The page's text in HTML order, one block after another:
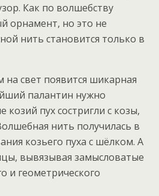
Как по волшебству
орнамент, но это не
нить становится только в
свет появится шикарная
палантин нужно
козий пух состригли с козы,
нить получилась в
козьего пуха с шёлком. А
вывязывая замысловатые
и геометрического